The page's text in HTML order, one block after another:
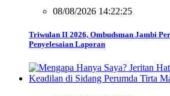
08/08/2026 14:22:25
Triwulan II 2026, Ombudsman Jambi
Penyelesaian Laporan